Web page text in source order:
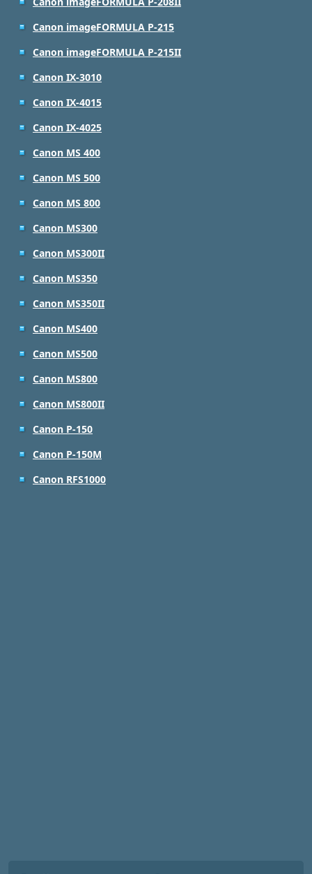
Canon imageFORMULA P-215
Canon imageFORMULA P-215II
Canon IX-3010
Canon IX-4015
Canon IX-4025
Canon MS 400
Canon MS 500
Canon MS 800
Canon MS300
Canon MS300II
Canon MS350
Canon MS350II
Canon MS400
Canon MS500
Canon MS800
Canon MS800II
Canon P-150
Canon P-150M
Canon RFS1000